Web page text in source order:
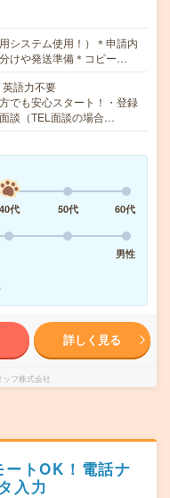
システム使用！）＊申請内
けや発送準備＊コピー…
語力不要
でも安心スタート！・登録
談（TEL面談の場合…
40代 50代
60代
男性
詳しく見る
フ株式会社
ートOK！電話ナ
入力